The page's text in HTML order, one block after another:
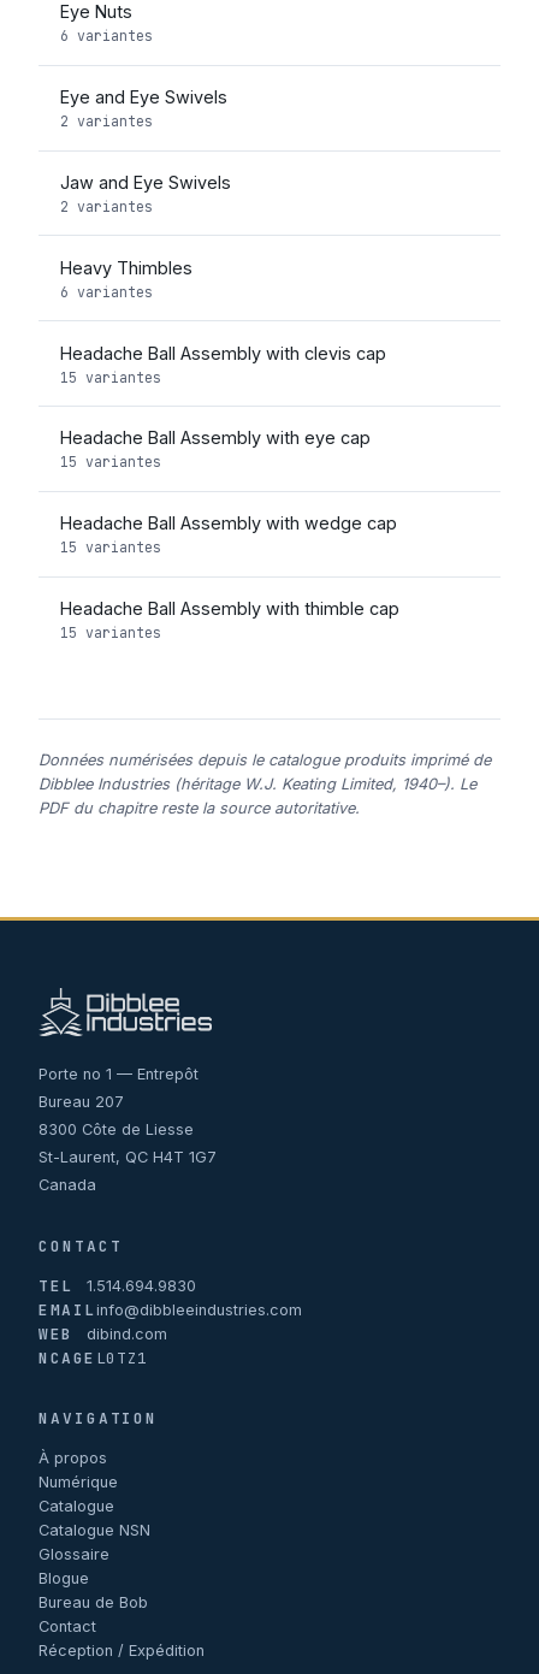
Eye Nuts
6 variantes
Eye and Eye Swivels
2 variantes
Jaw and Eye Swivels
2 variantes
Heavy Thimbles
6 variantes
Headache Ball Assembly with clevis cap
15 variantes
Headache Ball Assembly with eye cap
15 variantes
Headache Ball Assembly with wedge cap
15 variantes
Headache Ball Assembly with thimble cap
15 variantes
Données numérisées depuis le catalogue produits imprimé de
Dibblee Industries (héritage W.J. Keating Limited, 1940–). Le
PDF du chapitre reste la source autoritative.
Porte no 1 — Entrepôt
Bureau 207
8300 Côte de Liesse
St-Laurent, QC H4T 1G7
Canada
CONTACT
TEL
1.514.694.9830
EMAILinfo@dibbleeindustries.com
WEB dibind.com
NCAGE L0TZ1
NAVIGATION
À propos
Numérique
Catalogue
Catalogue NSN
Glossaire
Blogue
Bureau de Bob
Contact
Réception / Expédition